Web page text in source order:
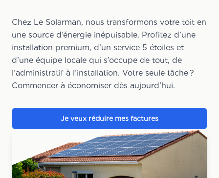
Chez Le Solarman, nous transformons votre toit en
une source d’énergie inépuisable. Profitez d’une
installation premium, d’un service 5 étoiles et
d’une équipe locale qui s’occupe de tout, de
l’administratif à l’installation. Votre seule tâche ?
Commencer à économiser dès aujourd’hui.
Je veux réduire mes factures